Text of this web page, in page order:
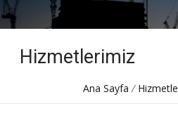
Hizmetlerimiz
Ana Sayfa /